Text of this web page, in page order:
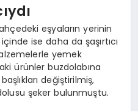
eşyaların yerinin
ise daha da şaşırtıcı
yemek
ürünler buzdolabına
değiştirilmiş,
şeker bulunmuştu.